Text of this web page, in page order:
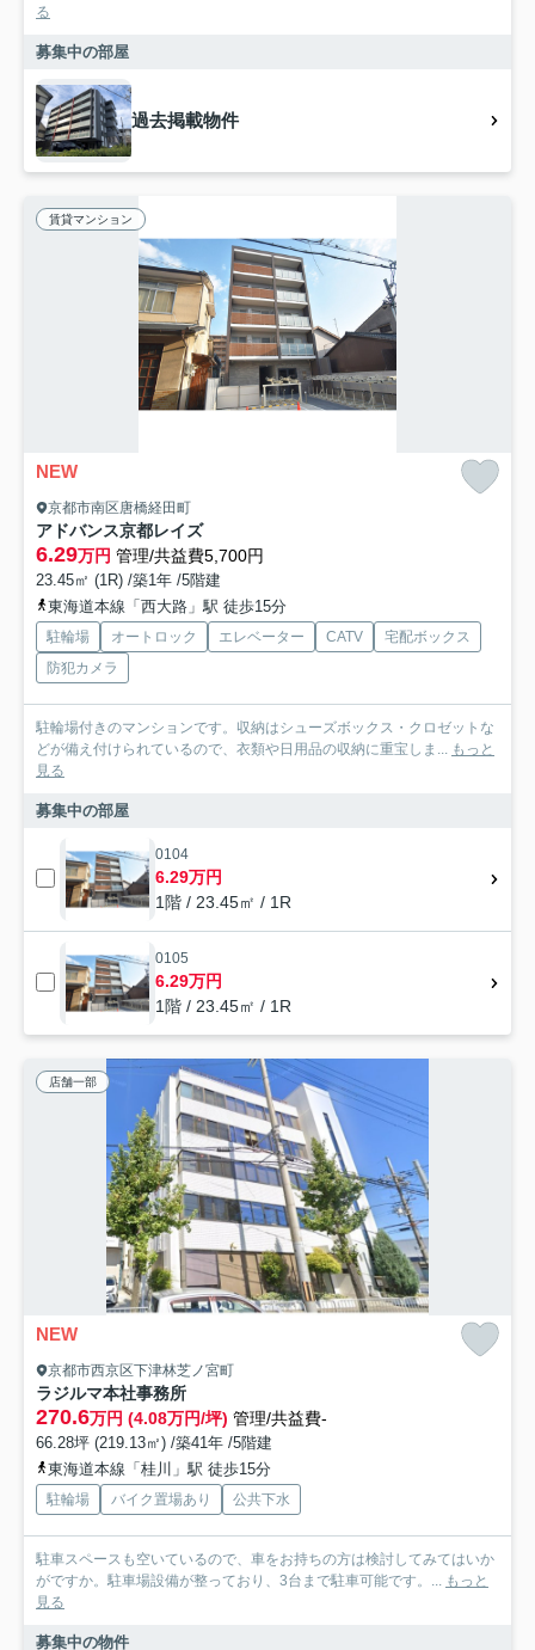
る
募集中の部屋
過去掲載物件
賃貸マンション
NEW
京都市南区唐橋経田町
アドバンス京都レイズ
6.29万円 管理/共益費5,700円
23.45㎡ (1R) /築1年 /5階建
東海道本線「西大路」駅 徒歩15分
駐輪場 オートロック エレベーター CATV
宅配ボックス
防犯カメラ
駐輪場付きのマンションです。収納はシューズボックス・クロゼットな
どが備え付けられているので、衣類や日用品の収納に重宝しま... もっと
見る
募集中の部屋
0104
6.29万円
1階 / 23.45㎡ / 1R
0105
6.29万円
1階 / 23.45㎡ / 1R
店舗一部
NEW
京都市西京区下津林芝ノ宮町
ラジルマ本社事務所
270.6万円 (4.08万円/坪) 管理/共益費-
66.28坪 (219.13㎡) /築41年 /5階建
東海道本線「桂川」駅 徒歩15分
駐輪場 バイク置場あり 公共下水
駐車スペースも空いているので、車をお持ちの方は検討してみてはいか
がですか。駐車場設備が整っており、3台まで駐車可能です。... もっと
見る
募集中の物件